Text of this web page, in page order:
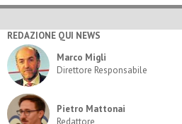
REDAZIONE QUI NEWS
Marco Migli
Direttore Responsabile
Pietro Mattonai
Redattore